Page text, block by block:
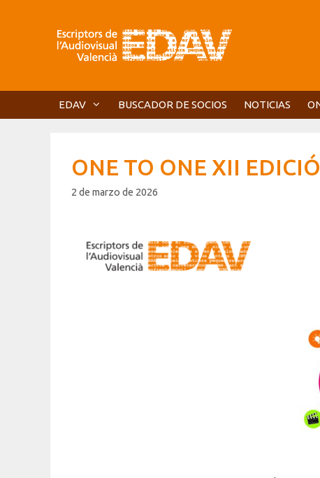
EDAV BUSCADOR DE SOCIOS NOTICIAS
ONE TO ONE XII
2 de marzo de 2026